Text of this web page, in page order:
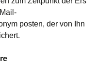
posten, der von Ihn